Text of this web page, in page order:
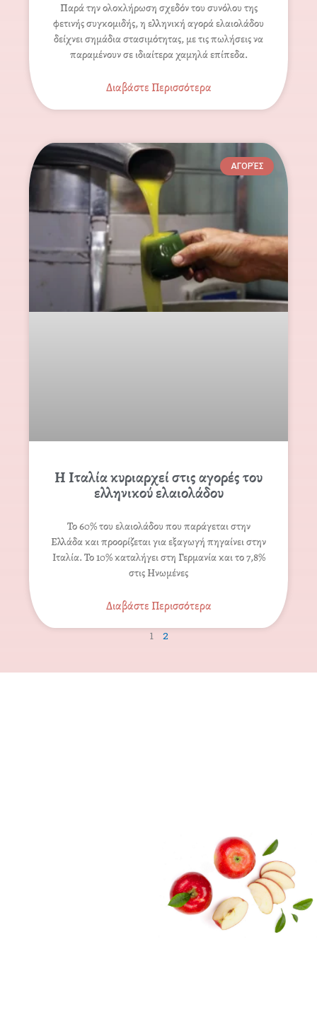
Παρά την ολοκλήρωση σχεδόν του συνόλου της
φετινής συγκομιδής, η ελληνική αγορά ελαιολάδου
δείχνει σημάδια στασιμότητας, με τις πωλήσεις να
παραμένουν σε ιδιαίτερα χαμηλά επίπεδα.
Διαβάστε Περισσότερα
ΑΓΟΡΈΣ
Η Ιταλία κυριαρχεί στις αγορές του
ελληνικού ελαιολάδου
Το 60% του ελαιολάδου που παράγεται στην
Ελλάδα και προορίζεται για εξαγωγή πηγαίνει στην
Ιταλία. Το 10% καταλήγει στη Γερμανία και το 7,8%
στις Ηνωμένες
Διαβάστε Περισσότερα
1 2